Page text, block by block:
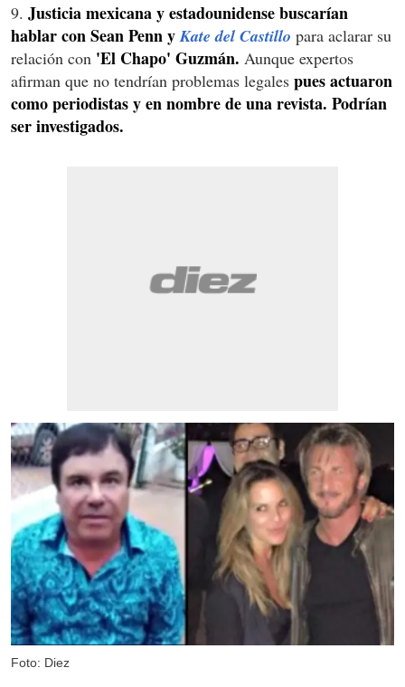
9. Justicia mexicana y estadounidense buscarían
hablar con Sean Penn yKate del Castillo para aclarar su
relación con 'El Chapo' Guzmán. Aunque expertos
afirman que no tendrían problemas legales pues actuaron
como periodistas y en nombre de una revista. Podrían
ser investigados.
Foto: Diez